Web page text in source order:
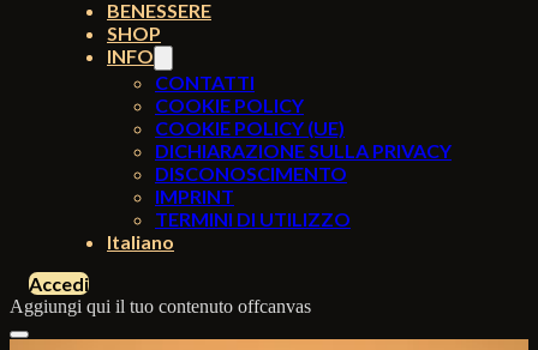
BENESSERE
SHOP
INFO
CONTATTI
COOKIE POLICY
COOKIE POLICY (UE)
DICHIARAZIONE SULLA PRIVACY
DISCONOSCIMENTO
IMPRINT
TERMINI DI UTILIZZO
Italiano
Accedi
Aggiungi qui il tuo contenuto offcanvas